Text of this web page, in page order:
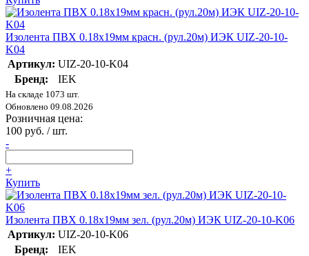
Изолента ПВХ 0.18х19мм красн. (рул.20м) ИЭК UIZ-20-10-
K04
Артикул: UIZ-20-10-K04
Бренд:
IEK
На складе 1073 шт.
Обновлено 09.08.2026
Розничная цена:
100 руб. / шт.
-
+
Купить
Изолента ПВХ 0.18х19мм зел. (рул.20м) ИЭК UIZ-20-10-K06
Артикул: UIZ-20-10-K06
Бренд:
IEK